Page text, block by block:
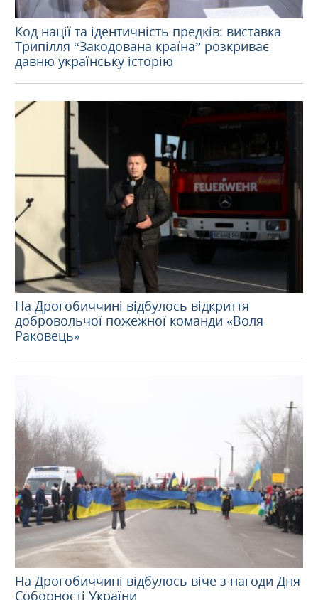
Код нації та ідентичність предків: виставка
Трипілля “Закодована країна” розкриває
давню українську історію
На Дрогобиччині відбулось відкриття
добровольчої пожежної команди «Воля
Раковець»
На Дрогобиччині відбулось віче з нагоди Дня
Соборності України